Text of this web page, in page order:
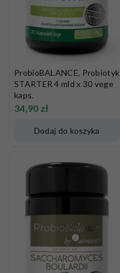
ProbioBALANCE, Probiotyk
STARTER 4 mld x 30 vege
kaps.
34,90 zł
Dodaj do koszyka